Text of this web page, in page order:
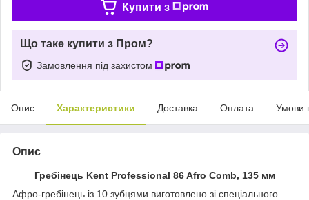
Купити з
Що таке купити з Пром?
Замовлення під захистом
Опис Характеристики Доставка Оплата Умови
Опис
Гребінець Kent Professional 86 Afro Comb, 135 мм
Афро-гребінець із 10 зубцями виготовлено зі спеціального